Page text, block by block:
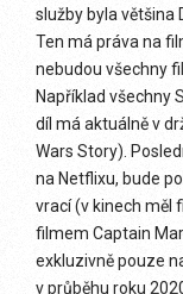
služby byla většina
Ten má práva na
nebudou všechny
Například všechny
díl má aktuálně v
Wars Story).
na Netflixu, bude
vrací (v kinech měl
filmem Captain
exkluzivně pouze
v průběhu roku